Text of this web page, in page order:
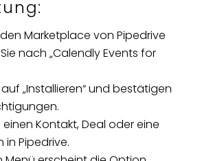
Marketplace von Pipedrive
nach „Calendly Events for
auf „Installieren“ und bestätigen
Kontakt, Deal oder eine
Pipedrive.